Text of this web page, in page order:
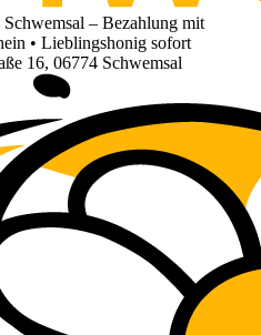
– Bezahlung mit
• Lieblingshonig sofort
16, 06774 Schwemsal